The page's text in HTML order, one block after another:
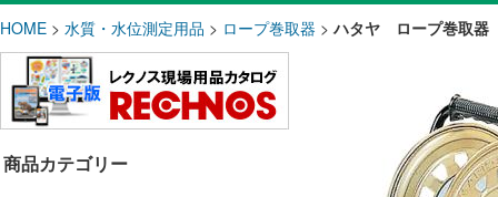
HOME > 水質・水位測定用品 > ロープ巻取器 >ハタヤ ロープ巻取器
商品カテゴリー